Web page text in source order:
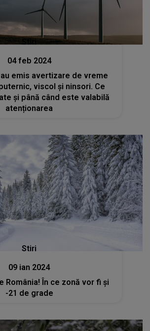
04 feb 2024
emis avertizare de vreme
viscol și ninsori. Ce
și până când este valabilă
atenționarea
Stiri
09 ian 2024
România! În ce zonă vor fi și
-21 de grade